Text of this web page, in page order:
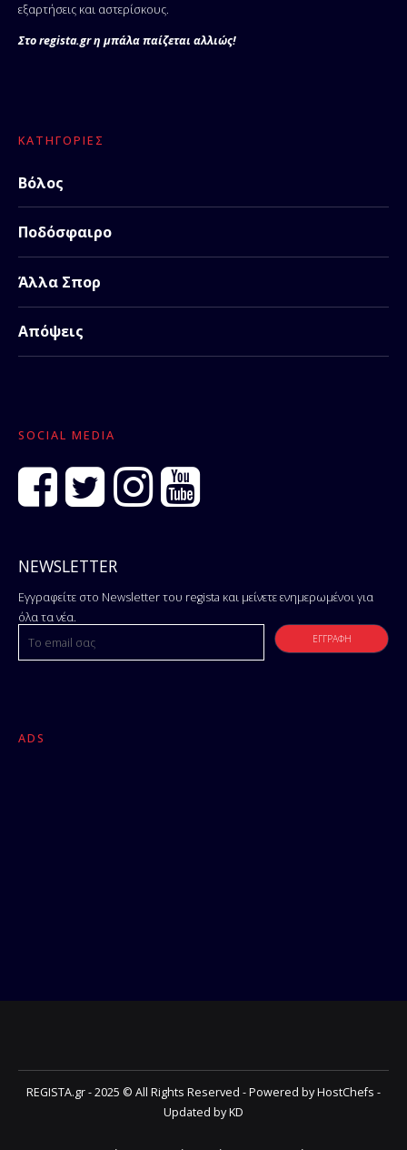
εξαρτήσεις και αστερίσκους.
Στο regista.gr η μπάλα παίζεται αλλιώς!
ΚΑΤΗΓΟΡΊΕΣ
Βόλος
Ποδόσφαιρο
Άλλα Σπορ
Απόψεις
SOCIAL MEDIA
NEWSLETTER
Εγγραφείτε στο Newsletter του regista και μείνετε ενημερωμένοι για
όλα τα νέα.
ADS
REGISTA.gr - 2025 © All Rights Reserved - Powered by HostChefs -
Updated by KD